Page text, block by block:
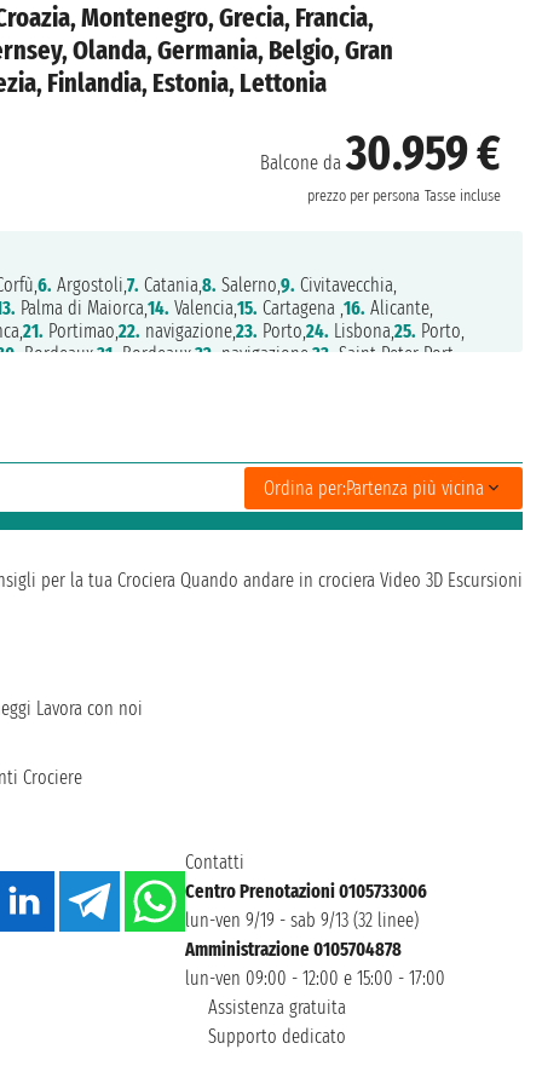
Montenegro, Grecia, Francia,
Olanda, Germania, Belgio, Gran
Finlandia, Estonia, Lettonia
Balcone da30.959 €
prezzo per persona Tasse incluse
6. Argostoli,7. Catania,8. Salerno,9. Civitavecchia,
Palma di Maiorca,14. Valencia,15. Cartagena ,16. Alicante,
21. Portimao,22. navigazione,23. Porto,24. Lisbona,25. Porto,
Bordeaux,31. Bordeaux,32. navigazione,33. Saint Peter Port,
67.Southampton
Ordina per:Partenza più vicina
per la tua Crociera Quando andare in crociera Video 3D Escursioni
Lavora con noi
Crociere
Contatti
Centro Prenotazioni 0105733006
lun-ven 9/19 - sab 9/13 (32 linee)
Amministrazione 0105704878
lun-ven 09:00 - 12:00 e 15:00 - 17:00
Assistenza gratuita
Supporto dedicato